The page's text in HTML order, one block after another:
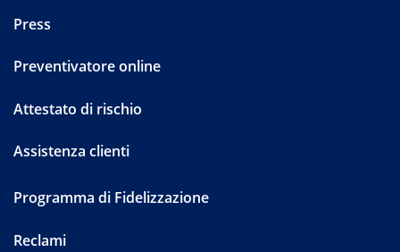
Press
Preventivatore online
Attestato di rischio
Assistenza clienti
Programma di Fidelizzazione
Reclami